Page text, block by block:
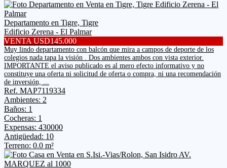
Departamento en Tigre, Tigre
Edificio Zerena - El Palmar
VENTA USD145.000
Muy lindo departamento con balcón que mira a campos de deporte de los
colegios nada tapa la visión . Dos ambientes ambos con vista exterior.
IMPORTANTE el aviso publicado es al mero efecto informativo y no
constituye una oferta ni solicitud de oferta o compra, ni una recomendación
de inversión, ...
Ref. MAP7119334
Ambientes: 2
Baños: 1
Cocheras: 1
Expensas: 430000
Antigüedad: 10
Terreno: 0.0 m²